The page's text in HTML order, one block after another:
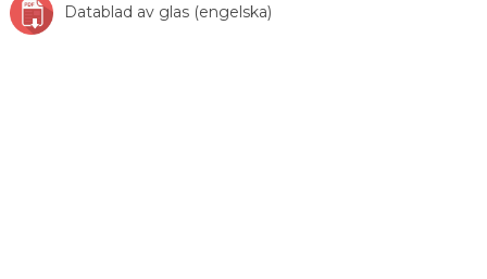
Datablad av glas (engelska)